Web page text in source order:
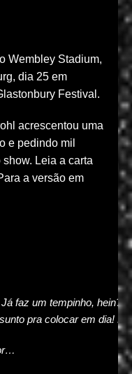
Wembley Stadium,
dia 25 em
Festival.
acrescentou uma
e pedindo mil
Leia a carta
a versão em
faz um tempinho, hein?
pra colocar em dia!